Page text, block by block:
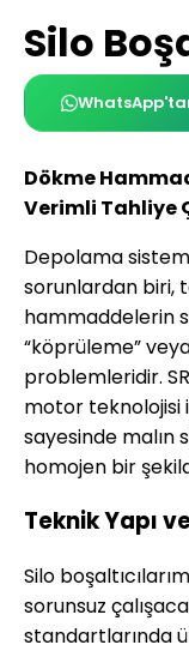
Silo
Dökme
Verimli Tahliye
Depolama
sorunlardan biri,
hammaddelerin
“köprüleme”
problemleridir.
motor teknolojisi
sayesinde malın
homojen bir
Teknik Yapı
Silo
sorunsuz
standartlarında